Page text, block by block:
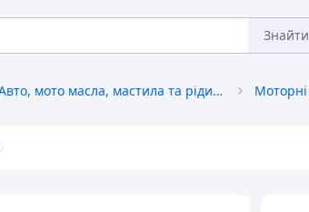
Знайти
Авто, мото масла, мастила та рідини